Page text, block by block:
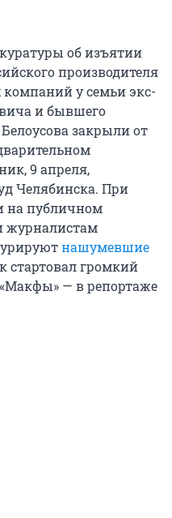
об изъятии
производителя
у семьи экс-
и бывшего
закрыли от
9 апреля,
Челябинска. При
на публичном
журналистам
нашумевшие
стартовал громкий
— в репортаже